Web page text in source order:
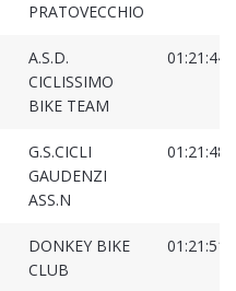
PRATOVECCHIO
A.S.D.
CICLISSIMO
BIKE TEAM
G.S.CICLI
GAUDENZI
ASS.N
DONKEY BIKE
CLUB